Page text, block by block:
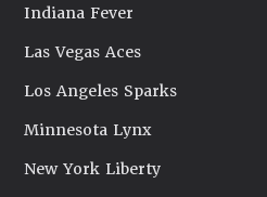
Indiana Fever
Las Vegas Aces
Los Angeles Sparks
Minnesota Lynx
New York Liberty